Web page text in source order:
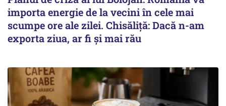
importa energie de la vecini în cele mai
scumpe ore ale zilei. Chisăliță: Dacă n-am
exporta ziua, ar fi și mai rău